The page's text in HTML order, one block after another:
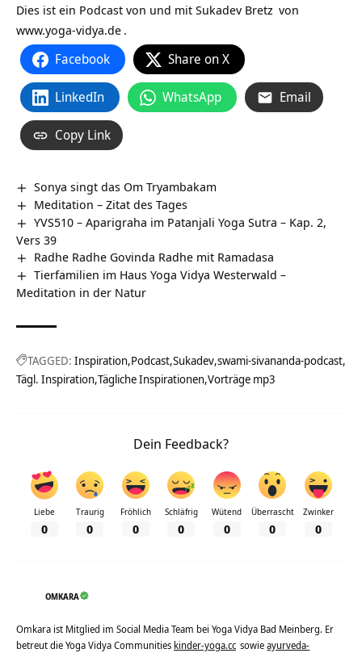
Dies ist ein Podcast von und mit Sukadev Bretz von
www.yoga-vidya.de .
Facebook Share on X
LinkedIn WhatsApp Email
Copy Link
Sonya singt das Om Tryambakam
Meditation – Zitat des Tages
YVS510 – Aparigraha im Patanjali Yoga Sutra – Kap. 2,
Vers 39
Radhe Radhe Govinda Radhe mit Ramadasa
Tierfamilien im Haus Yoga Vidya Westerwald –
Meditation in der Natur
TAGGED: Inspiration Podcast Sukadev swami-sivananda-podcast
Tägl. Inspiration Tägliche Inspirationen Vorträge mp3
Dein Feedback?
Liebe
0
Traurig
0
Fröhlich
0
Schläfrig
0
Wütend
0
Überrascht
0
Zwinker
0
OMKARA
Omkara ist Mitglied im Social Media Team bei Yoga Vidya Bad Meinberg. Er
betreut die Yoga Vidya Communities kinder-yoga.cc sowieayurveda-